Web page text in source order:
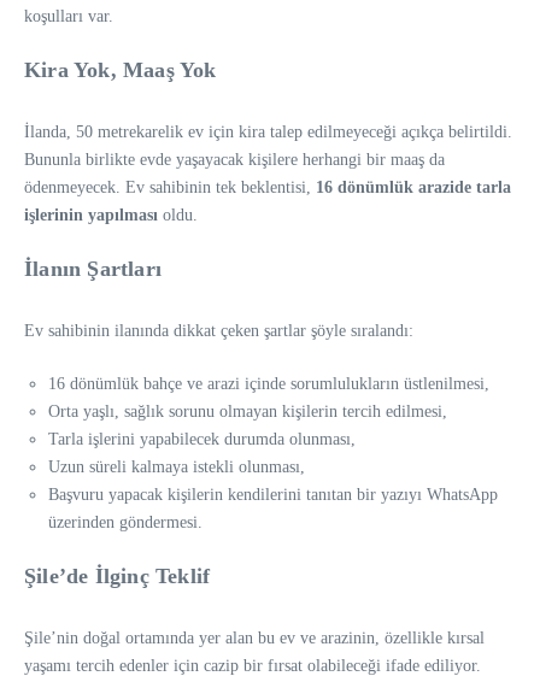
koşulları var.
Kira Yok, Maaş Yok
İlanda, 50 metrekarelik ev için kira talep edilmeyeceği açıkça belirtildi.
Bununla birlikte evde yaşayacak kişilere herhangi bir maaş da
ödenmeyecek. Ev sahibinin tek beklentisi, 16 dönümlük arazide tarla
işlerinin yapılması oldu.
İlanın Şartları
Ev sahibinin ilanında dikkat çeken şartlar şöyle sıralandı:
16 dönümlük bahçe ve arazi içinde sorumlulukların üstlenilmesi,
Orta yaşlı, sağlık sorunu olmayan kişilerin tercih edilmesi,
Tarla işlerini yapabilecek durumda olunması,
Uzun süreli kalmaya istekli olunması,
Başvuru yapacak kişilerin kendilerini tanıtan bir yazıyı WhatsApp
üzerinden göndermesi.
Şile’de İlginç Teklif
Şile’nin doğal ortamında yer alan bu ev ve arazinin, özellikle kırsal
yaşamı tercih edenler için cazip bir fırsat olabileceği ifade ediliyor.